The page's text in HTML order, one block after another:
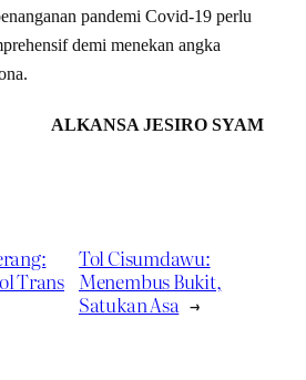
pandemi Covid-19 perlu
demi menekan angka
ALKANSA JESIRO SYAM
Trans
Tol Cisumdawu:
Menembus Bukit,
Satukan Asa →